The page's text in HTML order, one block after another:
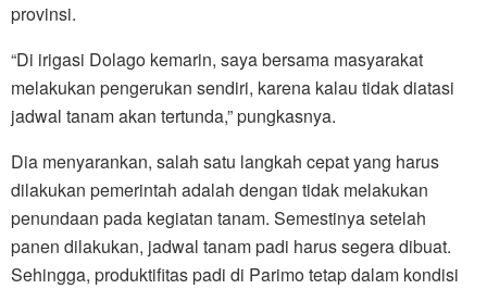
provinsi.
“Di irigasi Dolago kemarin, saya bersama masyarakat
melakukan pengerukan sendiri, karena kalau tidak diatasi
jadwal tanam akan tertunda,” pungkasnya.
Dia menyarankan, salah satu langkah cepat yang harus
dilakukan pemerintah adalah dengan tidak melakukan
penundaan pada kegiatan tanam. Semestinya setelah
panen dilakukan, jadwal tanam padi harus segera dibuat.
Sehingga, produktifitas padi di Parimo tetap dalam kondisi